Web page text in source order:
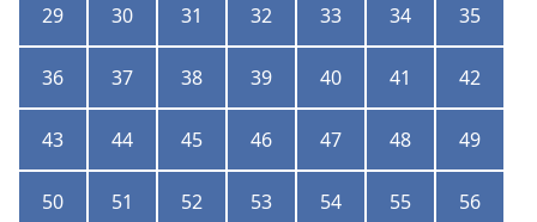
29 30 31 32 33 34 35
36 37 38 39 40 41 42
43 44 45 46 47 48 49
50 51 52 53 54 55 56